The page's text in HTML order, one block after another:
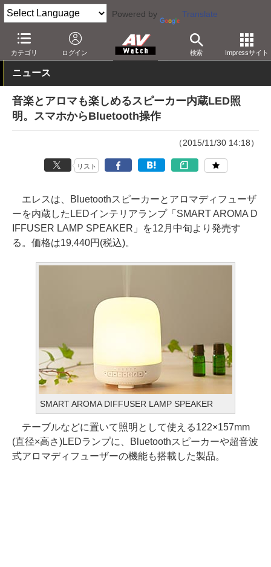
Powered by Translate
カテゴリ ログイン 検索 Impressサイト
AV Watch 製品 Bluetoothスピーカー
ニュース
音楽とアロマも楽しめるスピーカー内蔵LED照
明。スマホからBluetooth操作
（2015/11/30 14:18）
リスト
エレスは、Bluetoothスピーカーとアロマディフューザ
ーを内蔵したLEDインテリアランプ「SMART AROMA D
IFFUSER LAMP SPEAKER」を12月中旬より発売す
る。価格は19,440円(税込)。
SMART AROMA DIFFUSER LAMP SPEAKER
テーブルなどに置いて照明として使える122×157mm
(直径×高さ)LEDランプに、Bluetoothスピーカーや超音波
式アロマディフューザーの機能も搭載した製品。